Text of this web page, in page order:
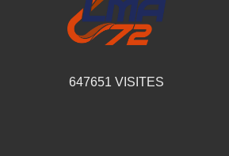
647651 VISITES